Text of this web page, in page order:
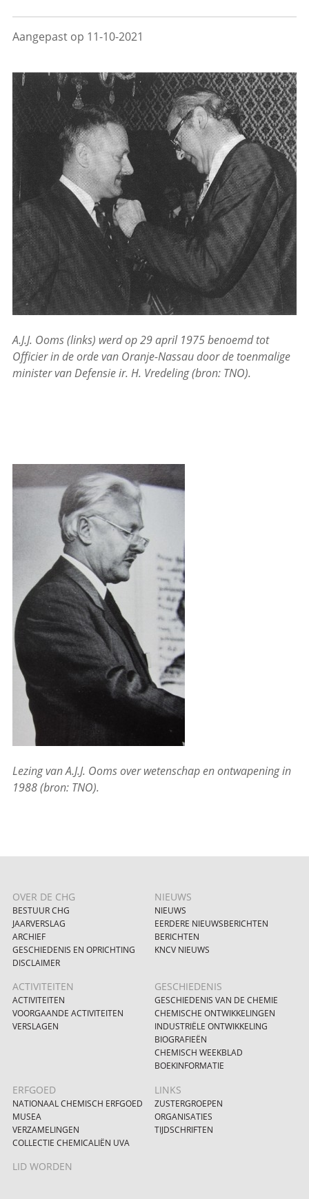
Aangepast op 11-10-2021
A.J.J. Ooms (links) werd op 29 april 1975 benoemd tot
Officier in de orde van Oranje-Nassau door de toenmalige
minister van Defensie ir. H. Vredeling (bron: TNO).
Lezing van A.J.J. Ooms over wetenschap en ontwapening in
1988 (bron: TNO).
OVER DE CHG
BESTUUR CHG
JAARVERSLAG
ARCHIEF
GESCHIEDENIS EN OPRICHTING
DISCLAIMER
NIEUWS
NIEUWS
EERDERE NIEUWSBERICHTEN
BERICHTEN
KNCV NIEUWS
ACTIVITEITEN
ACTIVITEITEN
VOORGAANDE ACTIVITEITEN
VERSLAGEN
GESCHIEDENIS
GESCHIEDENIS VAN DE CHEMIE
CHEMISCHE ONTWIKKELINGEN
INDUSTRIËLE ONTWIKKELING
BIOGRAFIEËN
CHEMISCH WEEKBLAD
BOEKINFORMATIE
ERFGOED
NATIONAAL CHEMISCH ERFGOED
MUSEA
VERZAMELINGEN
COLLECTIE CHEMICALIËN UVA
LINKS
ZUSTERGROEPEN
ORGANISATIES
TIJDSCHRIFTEN
LID WORDEN